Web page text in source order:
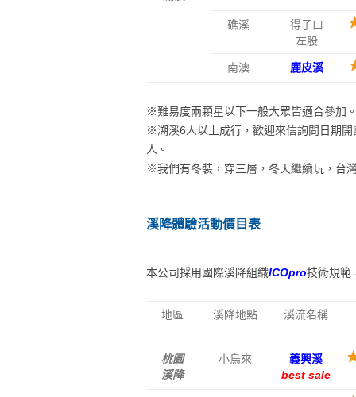
礁溪
得子口
左股
南澳 鹿皮溪
※難易度兩顆星以下一般大眾皆適合參加
※溯溪6人以上成行，歡迎來信詢問日期
人。
※我們有冬裝，穿三層，冬天繼續玩，台
溪降體驗活動價目表
本公司採用國際溪降組織ICOpro技術規範
地區 溪降地點 溪流名稱
桃園
溪降
小烏來
義興溪
best sale